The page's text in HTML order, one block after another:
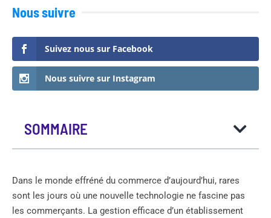
Nous suivre
Suivez nous sur Facebook
Nous suivre sur Instagram
SOMMAIRE
Dans le monde effréné du commerce d’aujourd’hui, rares
sont les jours où une nouvelle technologie ne fascine pas
les commerçants. La gestion efficace d’un établissement